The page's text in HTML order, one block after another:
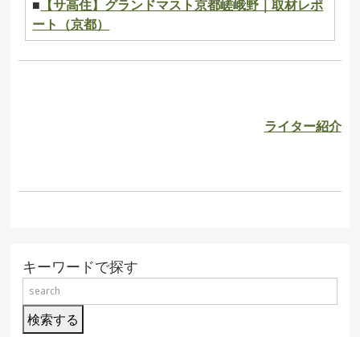
■ 【サ高住】グランドマスト京都嵯峨野｜取材レポ
ート（京都）
ライター紹介
キーワードで探す